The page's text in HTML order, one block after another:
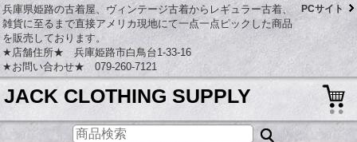
兵庫県姫路の古着屋、ヴィンテージ古着からレギュラー古着、
雑貨に至るまで直接アメリカ現地にて一点一点ピックした商品
を販売しております。
★店舗住所★ 兵庫姫路市白鳥台1-33-16
★お問い合わせ★ 079-260-7121
PCサイト
JACK CLOTHING SUPPLY